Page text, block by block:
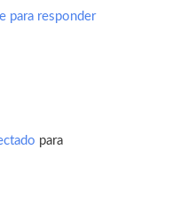
para responder
para